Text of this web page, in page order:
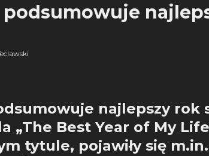
podsumowuje
najlepszy rok
„The Best Year of My
tytule, pojawiły się